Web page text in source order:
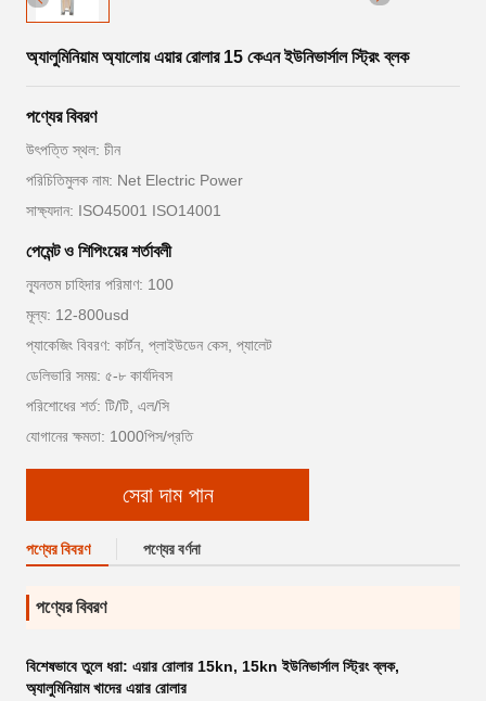
অ্যালুমিনিয়াম অ্যালোয় এয়ার রোলার 15 কেএন ইউনিভার্সাল স্ট্রিং ব্লক
পণ্যের বিবরণ
উৎপত্তি স্থল: চীন
পরিচিতিমুলক নাম: Net Electric Power
সাক্ষ্যদান: ISO45001 ISO14001
পেমেন্ট ও শিপিংয়ের শর্তাবলী
ন্যূনতম চাহিদার পরিমাণ: 100
মূল্য: 12-800usd
প্যাকেজিং বিবরণ: কার্টন, প্লাইউডেন কেস, প্যালেট
ডেলিভারি সময়: ৫-৮ কার্যদিবস
পরিশোধের শর্ত: টি/টি, এল/সি
যোগানের ক্ষমতা: 1000পিস/প্রতি
সেরা দাম পান
পণ্যের বিবরণ পণ্যের বর্ণনা
পণ্যের বিবরণ
বিশেষভাবে তুলে ধরা: এয়ার রোলার 15kn, 15kn ইউনিভার্সাল স্ট্রিং ব্লক,
অ্যালুমিনিয়াম খাদের এয়ার রোলার